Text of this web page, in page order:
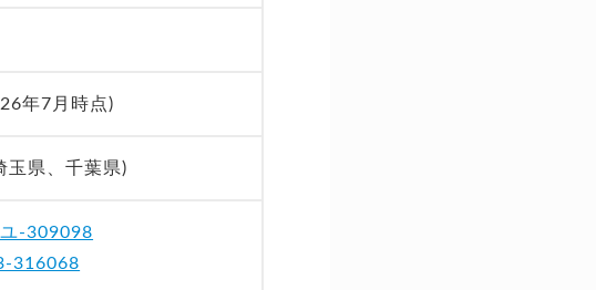
年7月時点)
玉県、千葉県)
-309098
316068